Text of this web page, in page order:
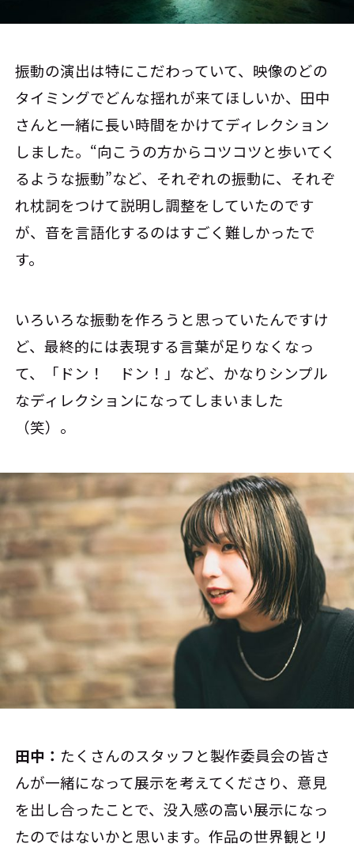
振動の演出は特にこだわっていて、映像のどの
タイミングでどんな揺れが来てほしいか、田中
さんと一緒に長い時間をかけてディレクション
しました。“向こうの方からコツコツと歩いてく
るような振動”など、それぞれの振動に、それぞ
れ枕詞をつけて説明し調整をしていたのです
が、音を言語化するのはすごく難しかったで
す。
いろいろな振動を作ろうと思っていたんですけ
ど、最終的には表現する言葉が足りなくなっ
て、「ドン！ ドン！」など、かなりシンプル
なディレクションになってしまいました
（笑）。
田中： たくさんのスタッフと製作委員会の皆さ
んが一緒になって展示を考えてくださり、意見
を出し合ったことで、没入感の高い展示になっ
たのではないかと思います。作品の世界観とリ